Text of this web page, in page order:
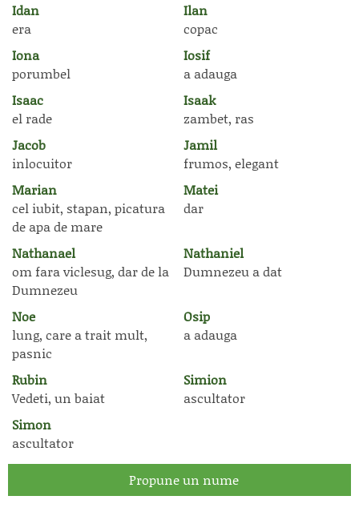
Idan
era
Ilan
copac
Iona
porumbel
Iosif
a adauga
Isaac
el rade
Isaak
zambet, ras
Jacob
inlocuitor
Jamil
frumos, elegant
Marian
cel iubit, stapan, picatura
de apa de mare
Matei
dar
Nathanael
om fara viclesug, dar de la
Dumnezeu
Nathaniel
Dumnezeu a dat
Noe
lung, care a trait mult,
pasnic
Osip
a adauga
Rubin
Vedeti, un baiat
Simion
ascultator
Simon
ascultator
Propune un nume